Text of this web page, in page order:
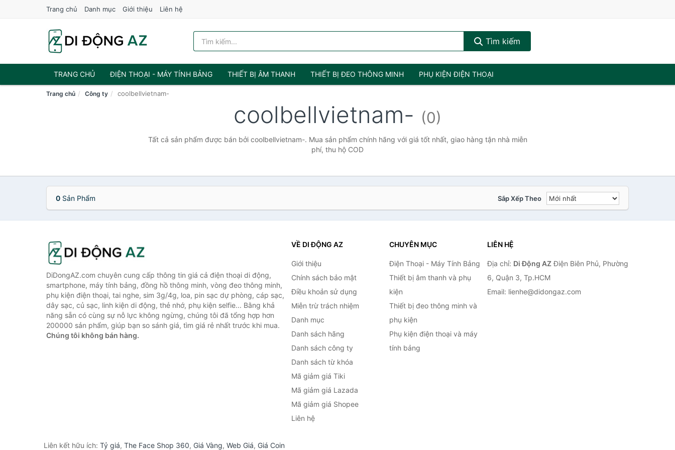
Trang chủ Danh mục Giới thiệu Liên hệ
Tìm kiếm
TRANG CHỦ ĐIỆN THOẠI - MÁY TÍNH BẢNG THIẾT BỊ ÂM THANH THIẾT BỊ ĐEO THÔNG MINH PHỤ KIỆN ĐIỆN THOẠI
Trang chủ Công ty coolbellvietnam-
coolbellvietnam- (0)
Tất cả sản phẩm được bán bởi coolbellvietnam-. Mua sản phẩm chính hãng với giá tốt nhất, giao hàng tận nhà miễn
phí, thu hộ COD
0 Sản Phẩm Sắp Xếp Theo
DiDongAZ.com chuyên cung cấp thông tin giá cả điện thoại di động,
smartphone, máy tính bảng, đồng hồ thông minh, vòng đeo thông minh,
phụ kiện điện thoại, tai nghe, sim 3g/4g, loa, pin sạc dự phòng, cáp sạc,
dây sạc, củ sạc, linh kiện di động, thẻ nhớ, phụ kiện selfie... Bằng khả
năng sẵn có cùng sự nỗ lực không ngừng, chúng tôi đã tổng hợp hơn
200000 sản phẩm, giúp bạn so sánh giá, tìm giá rẻ nhất trước khi mua.
Chúng tôi không bán hàng.
VỀ DI ĐỘNG AZ
Giới thiệu
Chính sách bảo mật
Điều khoản sử dụng
Miễn trừ trách nhiệm
Danh mục
Danh sách hãng
Danh sách công ty
Danh sách từ khóa
Mã giảm giá Tiki
Mã giảm giá Lazada
Mã giảm giá Shopee
Liên hệ
CHUYÊN MỤC
Điện Thoại - Máy Tính Bảng
Thiết bị âm thanh và phụ
kiện
Thiết bị đeo thông minh và
phụ kiện
Phụ kiện điện thoại và máy
tính bảng
LIÊN HỆ
Địa chỉ: Di Động AZĐiện Biên Phủ, Phường
6, Quận 3, Tp.HCM
Email: lienhe@didongaz.com
Liên kết hữu ích: Tỷ giá, The Face Shop 360, Giá Vàng, Web Giá, Giá Coin